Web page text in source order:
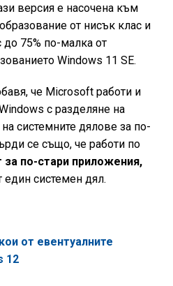
версия е насочена към
от нисък клас и
75% по-малка от
Windows 11 SE.
че Microsoft работи и
с разделяне на
системните дялове за по-
се също, че работи по
по-стари приложения,
един системен дял.
от евентуалните
12